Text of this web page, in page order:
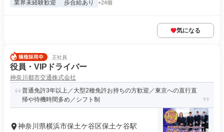
業界未経験歓迎 歩合給あり +24個
気になる
正社員
役員・VIPドライバー
神奈川都市交通株式会社
普通免許3年以上／大型2種免許お持ちの方歓迎／東京への直行直
帰や待機時間多め／シフト制
神奈川県横浜市保土ケ谷区保土ケ谷駅